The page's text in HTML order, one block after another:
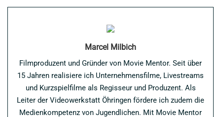
Marcel Milbich
Filmproduzent und Gründer von Movie Mentor. Seit über
15 Jahren realisiere ich Unternehmensfilme, Livestreams
und Kurzspielfilme als Regisseur und Produzent. Als
Leiter der Videowerkstatt Öhringen fördere ich zudem die
Medienkompetenz von Jugendlichen. Mit Movie Mentor